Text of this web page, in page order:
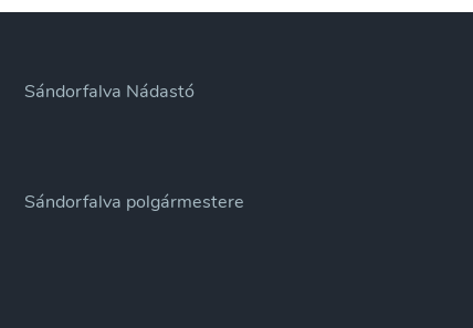
Sándorfalva Nádastó
Sándorfalva polgármestere